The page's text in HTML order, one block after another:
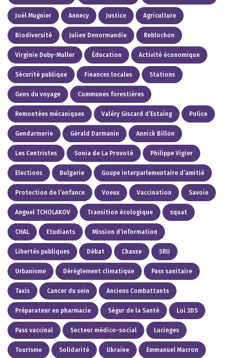
Joël Mugnier Annecy Justice Agriculture
Biodiversité Julien Denormandie Reblochon
Virginie Duby-Muller Éducation Activité économique
Sécurité publique Finances locales Stations
Gens du voyage Communes forestières
Remontées mécaniques Valéry Giscard d’Estaing Police
Gendarmerie Gérald Darmanin Annick Billon
Les Centristes Sonia de La Provoté Philippe Vigier
Elections Bulgarie Goupe interparlementaire d’amitié
Protection de l’enfance Voeux Vaccination Savoie
Anguel TCHOLAKOV Transition écologique squat
CHAL Etudiants Mission d’information
Libertés publiques Débat Chasse SRU
Urbanisme Dérèglement climatique Pass sanitaire
Taxis Cancer du sein Anciens Combattants
Préparateur en pharmacie Ségur de la Santé Loi 3DS
Pass vaccinal Secteur médico-social Lucinges
Tourisme Solidarité Ukraine Emmanuel Macron